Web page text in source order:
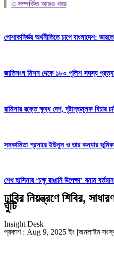
এ সম্পর্কিত আরও খবর
পোশাকনির্ভর অর্থনীতিতে চাপে বাংলাদেশ:
জাতিসংঘ মিশন থেকে ১৮০ পুলিশ সদস্য
রামিসার রক্তে ক্ষুব্ধ দেশ, দৃষ্টান্তমূলক বিচার
সমকামিতা প্রসারে ইউনূস ও তার কন্যার ভূমিকা
শেখ হাসিনার ‘চক্ষু রাঙানি উপেক্ষা’ বনাম
ঢাবির নিয়ন্ত্রণে শিবির,
ঘুঁটি
Insight Desk
প্রকাশ : Aug 9, 2025 ইং |অনলাইন